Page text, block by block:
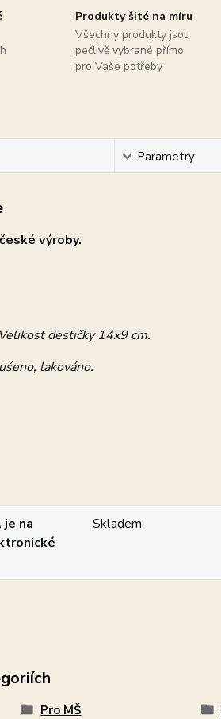
Produkty šité na míru
Všechny produkty jsou
pečlivě vybrané přímo
pro Vaše potřeby
Parametry
výroby.
destičky 14x9 cm.
lakováno.
na
Skladem
Pro MŠ